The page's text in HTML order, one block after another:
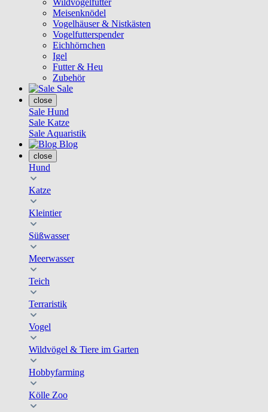
Wildvogelfutter
Meisenknödel
Vogelhäuser & Nistkästen
Vogelfutterspender
Eichhörnchen
Igel
Futter & Heu
Zubehör
Sale
close
Sale Hund
Sale Katze
Sale Aquaristik
Blog
close
Hund
Katze
Kleintier
Süßwasser
Meerwasser
Teich
Terraristik
Vogel
Wildvögel & Tiere im Garten
Hobbyfarming
Kölle Zoo